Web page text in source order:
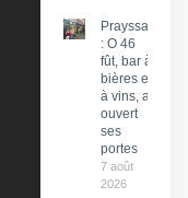
Prayssac
: O 46
fût, bar à
bières et
à vins, a
ouvert
ses
portes
7 août
2026